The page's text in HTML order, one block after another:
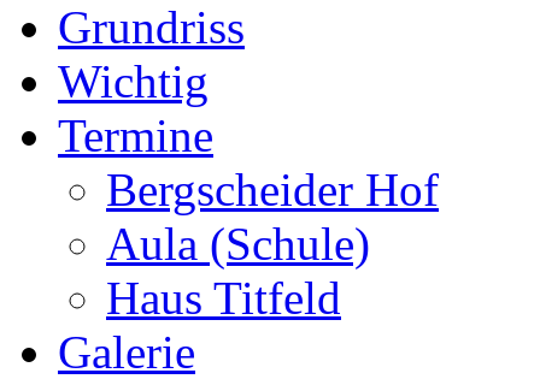
Grundriss
Wichtig
Termine
Bergscheider Hof
Aula (Schule)
Haus Titfeld
Galerie